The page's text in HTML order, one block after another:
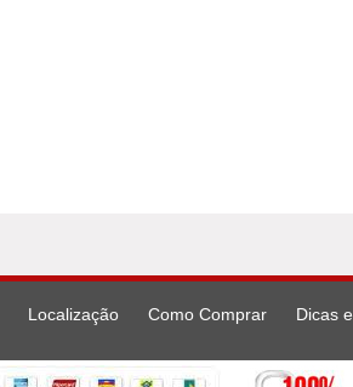
Localização Como Comprar Dicas